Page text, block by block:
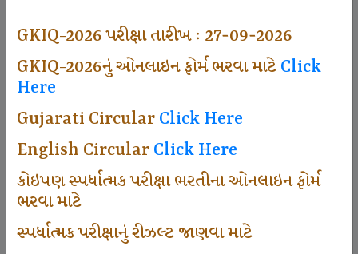
GKIQ-2026 પરીક્ષા તારીખ : 27-09-2026
GKIQ-2026નું ઓનલાઇન ફોર્મ ભરવા માટેClick
Here
Gujarati CircularClick Here
English CircularClick Here
કોઇપણ સ્પર્ધાત્મક પરીક્ષા ભરતીના ઓનલાઇન ફોર્મ
ભરવા માટે
સ્પર્ધાત્મક પરીક્ષાનું રીઝલ્ટ જાણવા માટે
494
665
Sarvottam Karkirdi Subscripton